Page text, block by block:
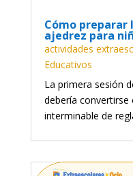
Cómo preparar
ajedrez para
actividades
Educativos
La primera sesión
debería convertirse
interminable de